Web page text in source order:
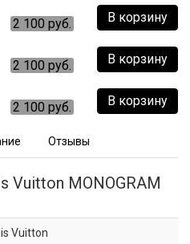
В корзину
2 100 руб.
В корзину
2 100 руб.
В корзину
2 100 руб.
Отзывы
Vuitton MONOGRAM
Vuitton